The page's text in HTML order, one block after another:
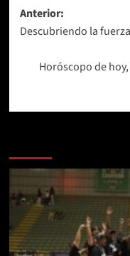
Navegación
de
entradas
Anterior:
Descubriendo la
Horóscopo de